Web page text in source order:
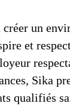
créer un
et
Sika
qualifiés